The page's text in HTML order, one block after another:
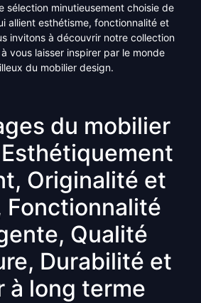
sélection minutieusement choisie de
allient esthétisme, fonctionnalité et
invitons à découvrir notre collection
vous laisser inspirer par le monde
du mobilier design.
du mobilier
Originalité et
Fonctionnalité
Qualité
Durabilité et
à long terme